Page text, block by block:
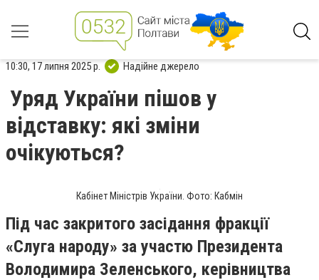
10:30, 17 липня 2025 р. Надійне джерело
Уряд України пішов у
відставку: які зміни
очікуються?
Кабінет Міністрів України. Фото: Кабмін
Під час закритого засідання фракції
«Слуга народу» за участю Президента
Володимира Зеленського, керівництва